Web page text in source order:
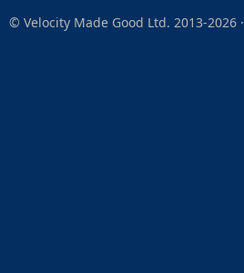
© Velocity Made Good Ltd. 2013-2026 ·